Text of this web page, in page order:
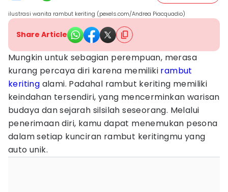
ilustrasi wanita rambut keriting (pexels.com/Andrea Piacquadio)
Share Article
Mungkin untuk sebagian perempuan, merasa
kurang percaya diri karena memiliki rambut
keriting alami. Padahal rambut keriting memiliki
keindahan tersendiri, yang mencerminkan warisan
budaya dan sejarah silsilah seseorang. Melalui
penerimaan diri, kamu dapat menemukan pesona
dalam setiap kunciran rambut keritingmu yang
auto unik.